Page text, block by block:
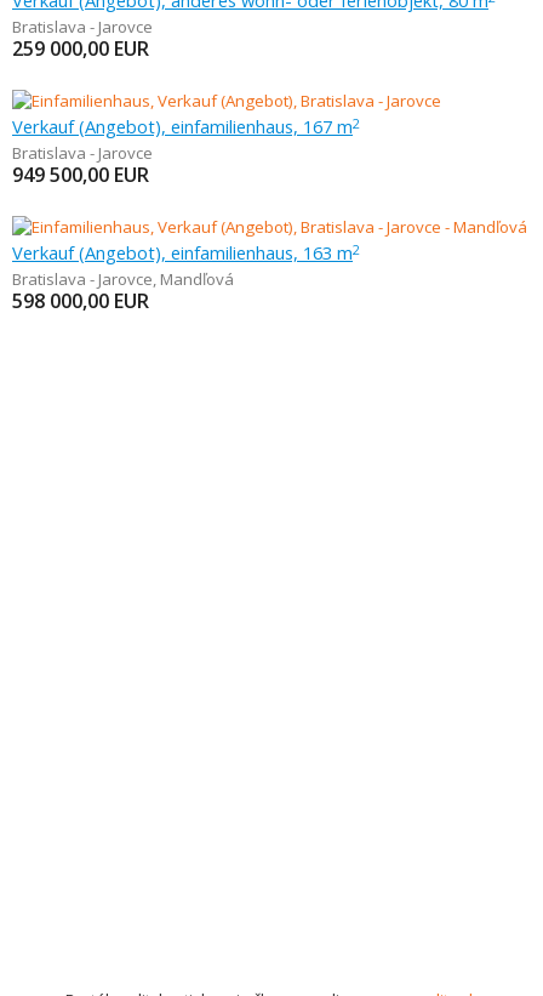
Bratislava - Jarovce
259 000,00 EUR
Verkauf (Angebot), einfamilienhaus, 167 m2
Bratislava - Jarovce
949 500,00 EUR
Verkauf (Angebot), einfamilienhaus, 163 m2
Bratislava - Jarovce, Mandľová
598 000,00 EUR